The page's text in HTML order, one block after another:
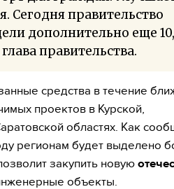
Сегодня правительство
дополнительно еще
правительства.
средства в течение
проектов в Курской,
областях. Как
регионам будет выделено
закупить новую
объекты.